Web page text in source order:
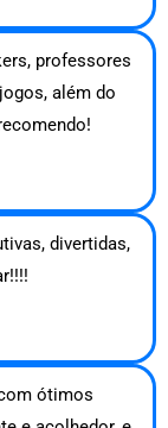
professores
além do
divertidas,
ótimos